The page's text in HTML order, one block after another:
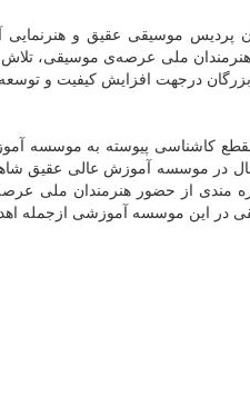
پردیس موسیقی عقیق و هنرنمایی
ملی عرصه‌ی موسیقی،
بزرگان درجهت افزایش کیفیت و
این که رشته‌ی موسیقی در نخستین دوره از مهرماه ۱۴۰۱ و در مقطع
در موسسه آموزش عالی عقیق
مندی از حضور هنرمندان ملی
در این موسسه آموزشی ازجمله